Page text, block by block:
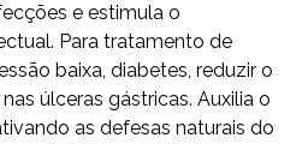
e estimula o
Para tratamento de
baixa, diabetes, reduzir o
úlceras gástricas. Auxilia o
as defesas naturais do